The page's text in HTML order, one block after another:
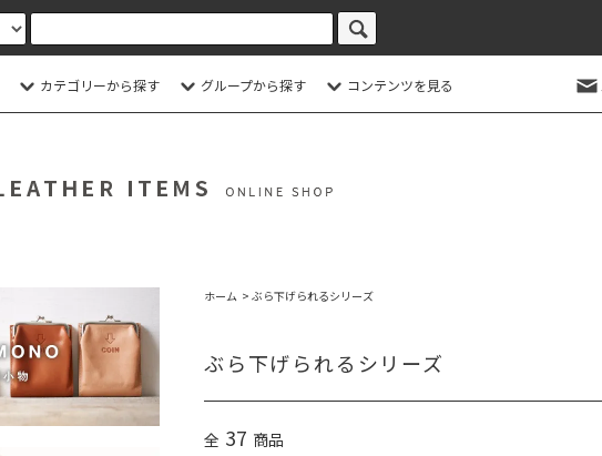
カテゴリーから探す グループから探す コンテンツを見る
ホーム > ぶら下げられるシリーズ
ぶら下げられるシリーズ
全 37 商品